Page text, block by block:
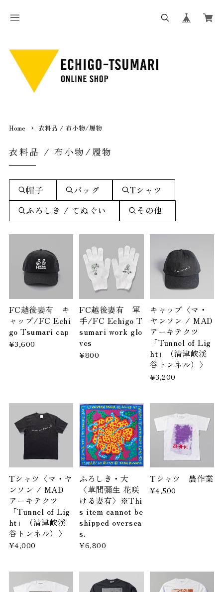
Home 衣料品 / 布小物/履物
衣料品 / 布小物/履物
帽子 バッグ
Tシャツ
ふろしき / てぬぐい
その他
FC越後妻有 キ
ャップ/FC Echi
go Tsumari cap
¥3,600
FC越後妻有 軍
手/FC Echigo T
sumari work glo
ves
¥800
キャップ〈マ・
ヤンソン / MAD
アーキテクツ
「Tunnel of Lig
ht」（清津峡渓
谷トンネル）〉
¥3,200
Tシャツ〈マ・ヤ
ンソン / MAD
アーキテクツ
「Tunnel of Lig
ht」（清津峡渓
谷トンネル）〉
¥4,000
ふろしき・大
〈草間彌生 花咲
ける妻有〉※Thi
s item cannot be
shipped oversea
s.
¥6,800
Tシャツ 農作業
¥4,500